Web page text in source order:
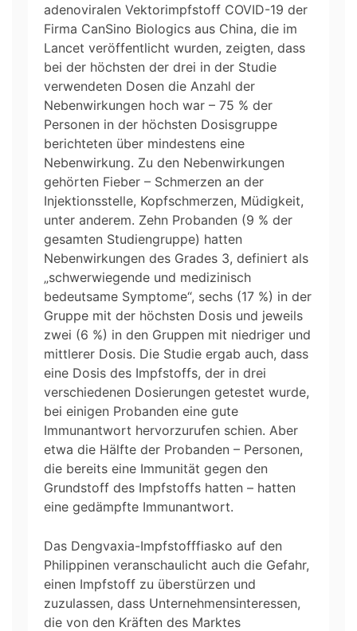
adenoviralen Vektorimpfstoff COVID-19 der
Firma CanSino Biologics aus China, die im
Lancet veröffentlicht wurden, zeigten, dass
bei der höchsten der drei in der Studie
verwendeten Dosen die Anzahl der
Nebenwirkungen hoch war – 75 % der
Personen in der höchsten Dosisgruppe
berichteten über mindestens eine
Nebenwirkung. Zu den Nebenwirkungen
gehörten Fieber – Schmerzen an der
Injektionsstelle, Kopfschmerzen, Müdigkeit,
unter anderem. Zehn Probanden (9 % der
gesamten Studiengruppe) hatten
Nebenwirkungen des Grades 3, definiert als
„schwerwiegende und medizinisch
bedeutsame Symptome“, sechs (17 %) in der
Gruppe mit der höchsten Dosis und jeweils
zwei (6 %) in den Gruppen mit niedriger und
mittlerer Dosis. Die Studie ergab auch, dass
eine Dosis des Impfstoffs, der in drei
verschiedenen Dosierungen getestet wurde,
bei einigen Probanden eine gute
Immunantwort hervorzurufen schien. Aber
etwa die Hälfte der Probanden – Personen,
die bereits eine Immunität gegen den
Grundstoff des Impfstoffs hatten – hatten
eine gedämpfte Immunantwort.
Das Dengvaxia-Impfstofffiasko auf den
Philippinen veranschaulicht auch die Gefahr,
einen Impfstoff zu überstürzen und
zuzulassen, dass Unternehmensinteressen,
die von den Kräften des Marktes